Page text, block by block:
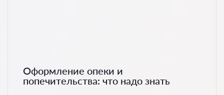
Оформление опеки и
попечительства: что надо знать